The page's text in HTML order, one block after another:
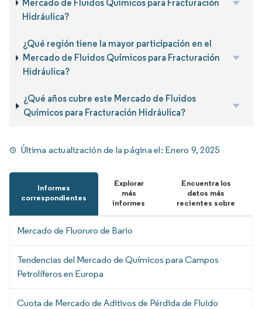
Mercado de Fluidos Químicos para Fracturación
Hidráulica?
¿Qué región tiene la mayor participación en el
Mercado de Fluidos Químicos para Fracturación
Hidráulica?
¿Qué años cubre este Mercado de Fluidos
Químicos para Fracturación Hidráulica?
Última actualización de la página el: Enero 9, 2025
Informes
correspondientes
Explorar
más
informes
Encuentra los
datos más
recientes sobre
Mercado de Fluoruro de Bario
Tendencias del Mercado de Químicos para Campos
Petrolíferos en Europa
Cuota de Mercado de Aditivos de Pérdida de Fluido